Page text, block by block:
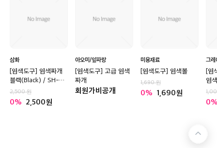
삼화
[염색도구] 염색짜개
블랙(Black) / SH-
Y050
2,500
0 2,500
아오미/잎파랑
[염색도구] 고급 염색
짜개
회원가비공개
미용재료
[염색도구] 염색볼
1,690
0 1,690
그레
[염
염
0